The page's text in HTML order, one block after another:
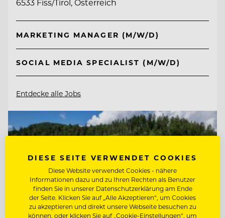
6533 Fiss/Tirol, Österreich
MARKETING MANAGER (M/W/D)
SOCIAL MEDIA SPECIALIST (M/W/D)
Entdecke alle Jobs
DIESE SEITE VERWENDET COOKIES
Diese Website verwendet Cookies - nähere
Informationen dazu und zu Ihren Rechten als Benutzer
finden Sie in unserer Datenschutzerklärung am Ende
der Seite. Klicken Sie auf „Alle Akzeptieren“, um Cookies
zu akzeptieren und direkt unsere Webseite besuchen zu
können, oder klicken Sie auf „Cookie-Einstellungen“, um